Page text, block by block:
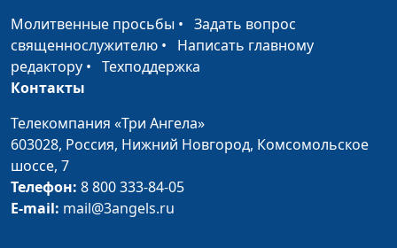
начинать
проектов «За здоровый образ
жизни», член Лиги здоровья
нации
пить! Мифы о
вине
руководитель социальных
проектов «За здоровый образ
нации
Я смогу бросить
Молитвенные просьбы • Задать вопрос
священнослужителю • Написать главному
редактору • Техподдержка
Контакты
Телекомпания «Три Ангела»
603028, Россия, Нижний Новгород, Комсомольское
шоссе, 7
Телефон: 8 800 333-84-05
E-mail: mail@3angels.ru